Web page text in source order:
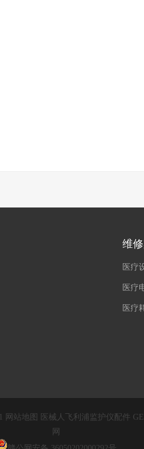
维
医疗
医疗
医疗
网站地图 医械人 飞利浦监护仪配件
网